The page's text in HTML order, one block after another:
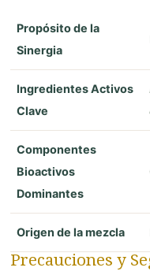
Propósito de la
Sinergia
Ingredientes Activos
Clave
Componentes
Bioactivos
Dominantes
Origen de la mezcla
Precauciones y